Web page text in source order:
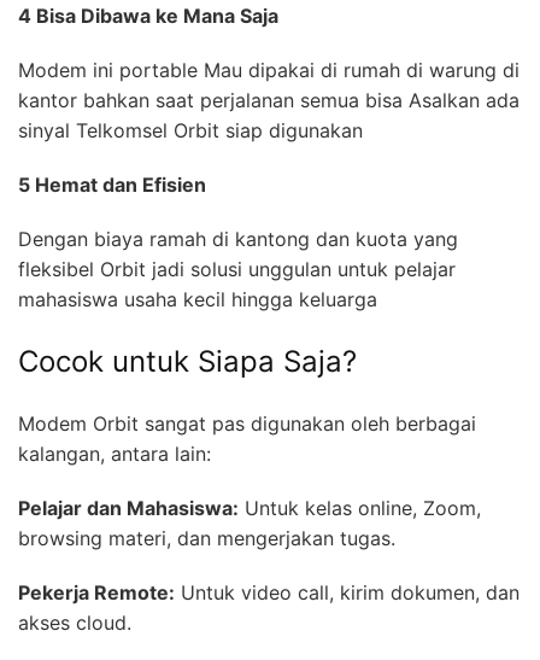
4 Bisa Dibawa ke Mana Saja
Modem ini portable Mau dipakai di rumah di warung di
kantor bahkan saat perjalanan semua bisa Asalkan ada
sinyal Telkomsel Orbit siap digunakan
5 Hemat dan Efisien
Dengan biaya ramah di kantong dan kuota yang
fleksibel Orbit jadi solusi unggulan untuk pelajar
mahasiswa usaha kecil hingga keluarga
Cocok untuk Siapa Saja?
Modem Orbit sangat pas digunakan oleh berbagai
kalangan, antara lain:
Pelajar dan Mahasiswa: Untuk kelas online, Zoom,
browsing materi, dan mengerjakan tugas.
Pekerja Remote: Untuk video call, kirim dokumen, dan
akses cloud.